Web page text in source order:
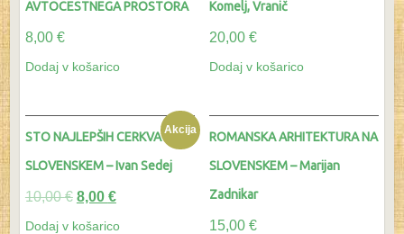
AVTOCESTNEGA PROSTORA
8,00 €
Dodaj v košarico
Komelj, Vranič
20,00 €
Dodaj v košarico
Akcija
STO NAJLEPŠIH CERKVA NA
SLOVENSKEM – Ivan Sedej
10,00€ 8,00 €
Dodaj v košarico
ROMANSKA ARHITEKTURA NA
SLOVENSKEM – Marijan
Zadnikar
15,00 €